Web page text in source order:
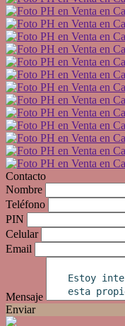
Contacto
Nombre
Teléfono
PIN
Celular
Email
Mensaje
Enviar